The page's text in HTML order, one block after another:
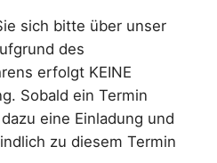
sich bitte über unser
des
erfolgt KEINE
Sobald ein Termin
eine Einladung und
zu diesem Termin